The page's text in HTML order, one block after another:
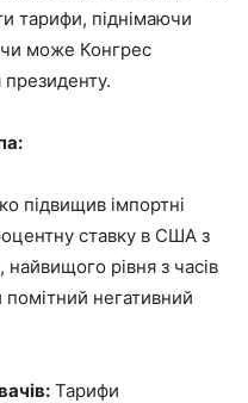
тарифи, піднімаючи
чи може Конгрес
підвищив імпортні
ставку в США з
найвищого рівня з часів
помітний негативний
Тарифи